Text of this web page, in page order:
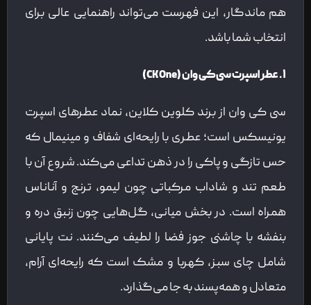
هم ماندگار، این فهرست می‌تواند راهنمایی عالی برای
انتخاب شما باشد.
۱. عطر اسپرت سی‌کی وان (CK One)
سی ‌کی وان از برند کلوین کلاین، نماد عطرهای اسپرت
یونیسکس است؛ عطری با رایحه‌ای شفاف و مینیمال که
حس تازگی و پاکی را در ذهن تداعی می‌کند. شروع آن با
طعم تند و شاداب مرکباتی چون لیمو، ترنج و آناناس
همراه است. در بخش میانی، گل‌هایی چون زنبق دره و
بنفشه با چاشنی جوز فضا را لطیف می‌کنند. نت پایانی
شامل چای سبز، کهربا و مشک است که رایحه‌ای آرام،
متعادل و همه‌پسند به جا می‌گذارد.